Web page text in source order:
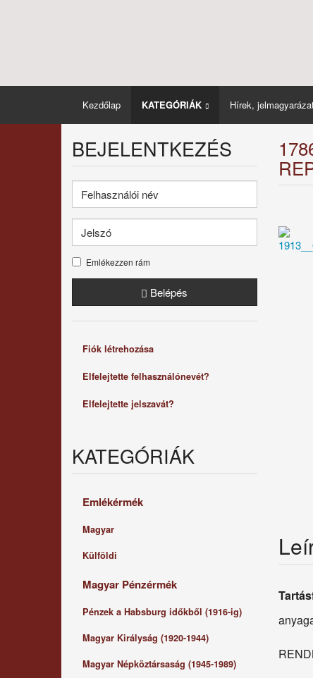
Kezdőlap KATEGÓRIÁK Hírek,
BEJELENTKEZÉS
Emlékezzen rám
Belépés
Fiók létrehozása
Elfelejtette felhasználónevét?
Elfelejtette jelszavát?
KATEGÓRIÁK
Emlékérmék
Magyar
Külföldi
Magyar Pénzérmék
Pénzek a Habsburg időkből (1916-ig)
Magyar Királyság (1920-1944)
Magyar Népköztársaság (1945-1989)